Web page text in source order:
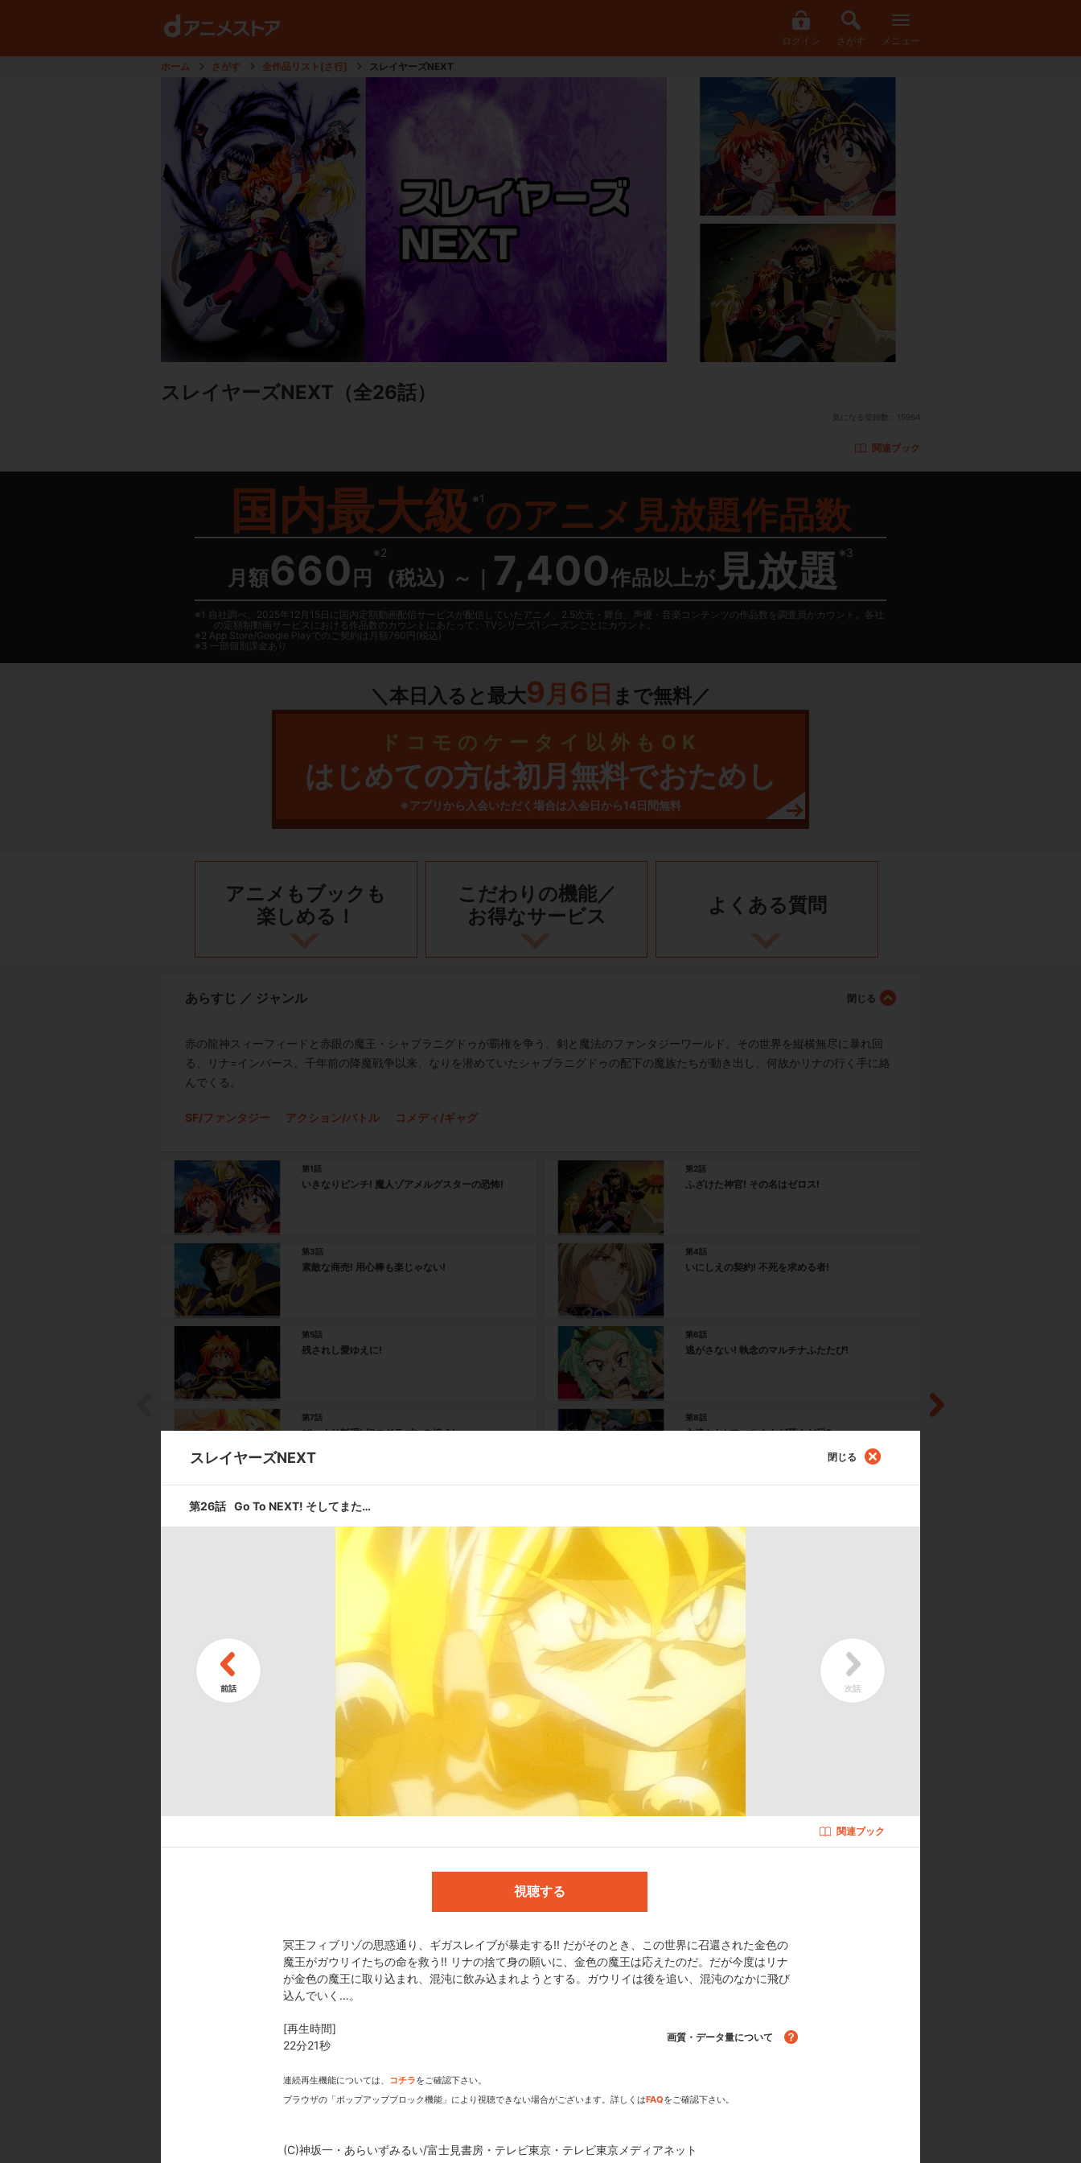
ログイン さがす メニュー
ホーム さがす 全作品リスト[さ行] スレイヤーズNEXT
スレイヤーズNEXT （全26話）
気になる登録数： 15964
関連ブック
国内最大級 ※1 のアニメ見放題作品数
月額660 円
※2
(税込) ～ 7,400作品以上が 見放題 ※3
1 自社調べ。2025年12月15日に国内定額動画配信サービスが配信していたアニメ、2.5次元・舞台、声優・音楽コンテンツの作品数を調査員がカウント。各社
の定額制動画サービスにおける作品数のカウントにあたって、TVシリーズ1シーズンごとにカウント。
2 App Store/Google Playでのご契約は月額760円(税込)
3 一部個別課金あり
＼本日入ると最大9月 6 日 まで無料／
ドコモのケータイ以外もOK
はじめての方は初月無料でおためし
※アプリから入会いただく場合は入会日から14日間無料
アニメもブックも
楽しめる！
こだわりの機能／
お得なサービス
よくある質問
あらすじ ／ ジャンル
赤の龍神スィーフィードと赤眼の魔王・シャブラニグドゥが覇権を争う、剣と魔法のファンタジーワールド。その世界を縦横無尽に暴れ回
る、リナ=インバース。千年前の降魔戦争以来、なりを潜めていたシャブラニグドゥの配下の魔族たちが動き出し、何故かリナの行く手に絡
んでくる。
SF/ファンタジー アクション/バトル コメディ/ギャグ
第1話
いきなりピンチ! 魔人ゾアメルグスターの恐怖!
第2話
ふざけた神官! その名はゼロス!
第3話
素敵な商売! 用心棒も楽じゃない!
第4話
いにしえの契約! 不死を求める者!
第5話
残されし愛ゆえに!
第6話
逃がさない! 執念のマルチナふたたび!
第7話
びっくり料理! 幻のドラゴンを追え!
第8話
永遠なれ! フィルさんが死んだ日?
第9話
秘められし野望! 衝撃の告白?
迫り来る闇の声! 切り裂けラグナ・ブレード!
第12話
ドンデン返し? 意外なる真実!
キャスト ／ スタッフ
リナ=インバース: 林原めぐみ／ガウリイ: 松本保典／ゼルガディス: 緑川 光／アメリア: 鈴木真仁／ゼロス: 石田 彰／マルチナ: 柊 美冬／シル
今期アニメがいち早く見られる！
スレイヤーズNEXT 閉じる
第26話 Go To NEXT! そしてまた…
関連ブック
視聴する
冥王フィブリゾの思惑通り、ギガスレイブが暴走する!! だがそのとき、この世界に召還された金色の
魔王がガウリイたちの命を救う!! リナの捨て身の願いに、金色の魔王は応えたのだ。だが今度はリナ
が金色の魔王に取り込まれ、混沌に飲み込まれようとする。ガウリイは後を追い、混沌のなかに飛び
込んでいく…。
[再生時間]
22分21秒
画質・データ量について
連続再生機能については、 コチラをご確認下さい。
ブラウザの「ポップアップブロック機能」により視聴できない場合がございます。詳しくはFAQをご確認下さい。
(C)神坂一・あらいずみるい/富士見書房・テレビ東京・テレビ東京メディアネット